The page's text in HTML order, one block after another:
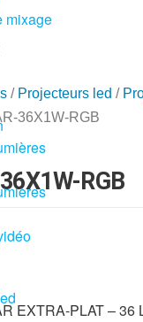
mixage
/ Projecteurs led /
36X1W-RGB
RGB
EXTRA-PLAT – 36